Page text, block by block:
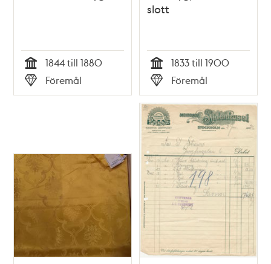
Tid
1844 till 1880
Typ
Föremål
slott
Tid
1833 till 1900
Typ
Föremål